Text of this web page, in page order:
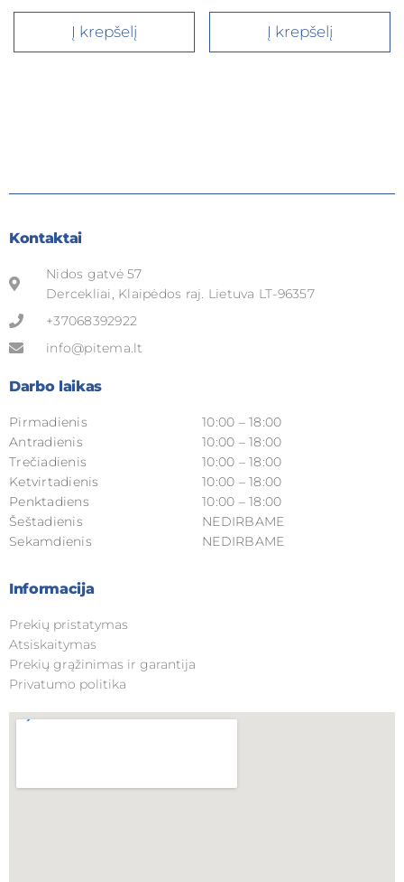
Į krepšelį Į krepšelį
Kontaktai
Nidos gatvė 57
Dercekliai, Klaipėdos raj. Lietuva LT-96357
+37068392922
info@pitema.lt
Darbo laikas
Pirmadienis
Antradienis
Trečiadienis
Ketvirtadienis
Penktadiens
Šeštadienis
Sekamdienis
10:00 – 18:00
10:00 – 18:00
10:00 – 18:00
10:00 – 18:00
10:00 – 18:00
NEDIRBAME
NEDIRBAME
Informacija
Prekių pristatymas
Atsiskaitymas
Prekių grąžinimas ir garantija
Privatumo politika